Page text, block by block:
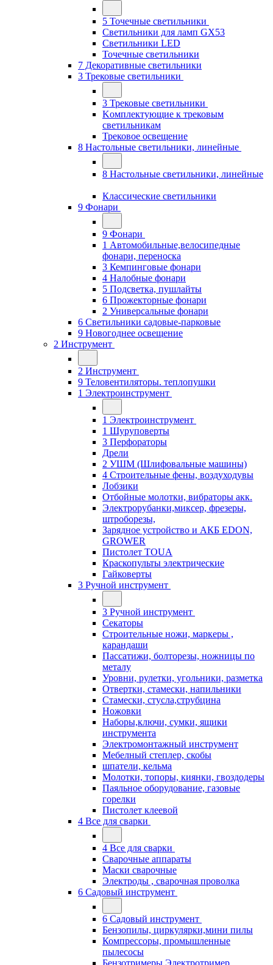
5 Точечные светильники
Светильники для ламп GХ53
Cветильники LED
Точечные светильники
7 Декоративные светильники
3 Трековые светильники
3 Трековые светильники
Kомплектующие к трековым
светильникам
Трековое освещение
8 Настольные светильники, линейные
8 Настольные светильники, линейные
Классические светильники
9 Фонари
9 Фонари
1 Автомобильные,велосипедные
фонари, переноска
3 Кемпинговые фонари
4 Налобные фонари
5 Подсветка, пушлайты
6 Прожекторные фонари
2 Универсальные фонари
6 Светильники садовые-парковые
9 Новогоднее освещение
2 Инструмент
2 Инструмент
9 Теловентиляторы. теплопушки
1 Электроинструмент
1 Электроинструмент
1 Шуруповерты
3 Перфораторы
Дрели
2 УШМ (Шлифовальные машины)
4 Строительные фены, воздуходувы
Лобзики
Отбойные молотки, вибраторы акк.
Электрорубанки,миксер, фрезеры,
штроборезы,
Зарядное устройство и АКБ EDON,
GROWER
Пистолет TOUA
Краскопульты электрические
Гайковерты
3 Ручной инструмент
3 Ручной инструмент
Cекаторы
Строительные ножи, маркеры ,
карандаши
Пассатижи, болторезы, ножницы по
металу
Уровни, рулетки, угольники, разметка
Отвертки, стамески, напильники
Стамески, стусла,струбцина
Ножовки
Наборы,ключи, сумки, ящики
инструмента
Электромонтажный инструмент
Мебелный степлер, скобы
шпатели, кельма
Молотки, топоры, киянки, гвоздодеры
Паяльное оборудование, газовые
горелки
Пистолет клеевой
4 Все для сварки
4 Все для сварки
Сварочные аппараты
Маски сварочные
Электроды , сварочная проволка
6 Садовый инструмент
6 Садовый инструмент
Бензопилы, циркулярки,мини пилы
Компрессоры, промышленные
пылесосы
Бензотримеры,Электротример,